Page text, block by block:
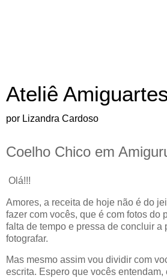
Ateliê
por Lizandra Cardoso
Coelho Chico em
Olá!!!
Amores, a receita de hoje não é do
fazer com vocês, que é com fotos do
falta de tempo e pressa de concluir a
fotografar.
Mas mesmo assim vou dividir com
escrita. Espero que vocês entendam,